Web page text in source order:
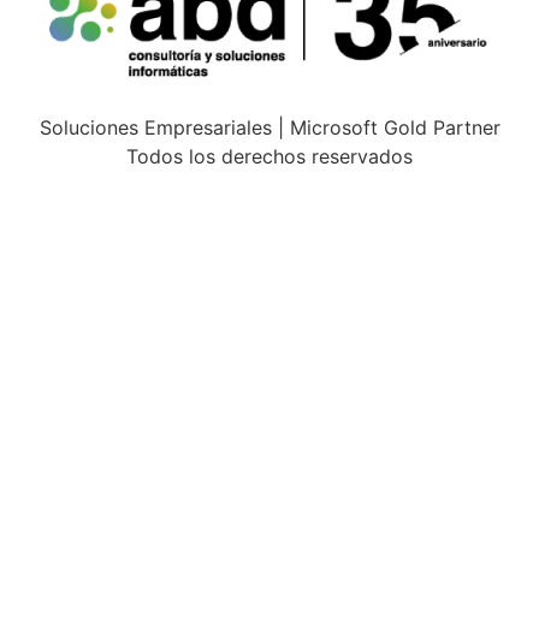
Soluciones Empresariales | Microsoft Gold Partner
Todos los derechos reservados